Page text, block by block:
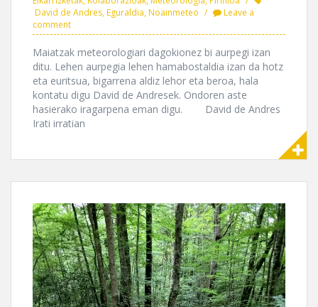
David de Andres,Eguraldia,Noainmeteo
Leave a
comment
Maiatzak meteorologiari dagokionez bi aurpegi izan
ditu. Lehen aurpegia lehen hamabostaldia izan da hotz
eta euritsua, bigarrena aldiz lehor eta beroa, hala
kontatu digu David de Andresek. Ondoren aste
hasierako iragarpena eman digu. David de Andres
Irati irratian